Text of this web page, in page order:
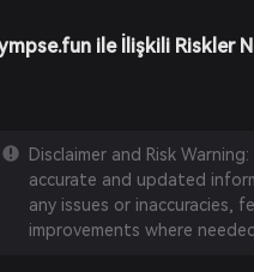
ile İlişkili Riskler
Disclaimer and Risk
accurate and updated
any issues or
improvements where needed.